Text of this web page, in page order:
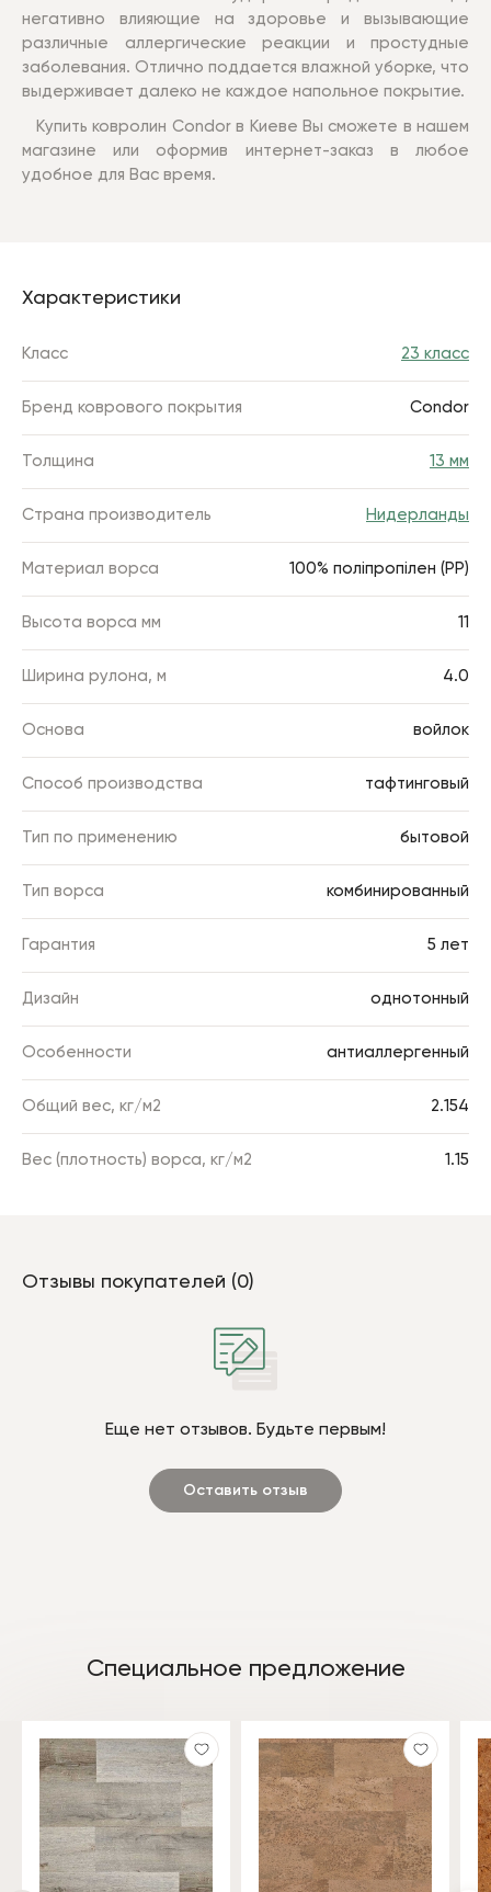
негативно влияющие на здоровье и вызывающие
различные аллергические реакции и простудные
заболевания. Отлично поддается влажной уборке, что
выдерживает далеко не каждое напольное покрытие.
Купить ковролин Condor в Киеве Вы сможете в нашем
магазине или оформив интернет-заказ в любое
удобное для Вас время.
Характеристики
Класс 23 класс
Бренд коврового покрытия Condor
Толщина 13 мм
Страна производитель Нидерланды
Материал ворса 100% поліпропілен (РР)
Высота ворса мм 11
Ширина рулона, м 4.0
Основа войлок
Способ производства тафтинговый
Тип по применению бытовой
Тип ворса комбинированный
Гарантия 5 лет
Дизайн однотонный
Особенности антиаллергенный
Общий вес, кг/м2 2.154
Вес (плотность) ворса, кг/м2 1.15
Отзывы покупателей (0)
Еще нет отзывов. Будьте первым!
Оставить отзыв
Специальное предложение